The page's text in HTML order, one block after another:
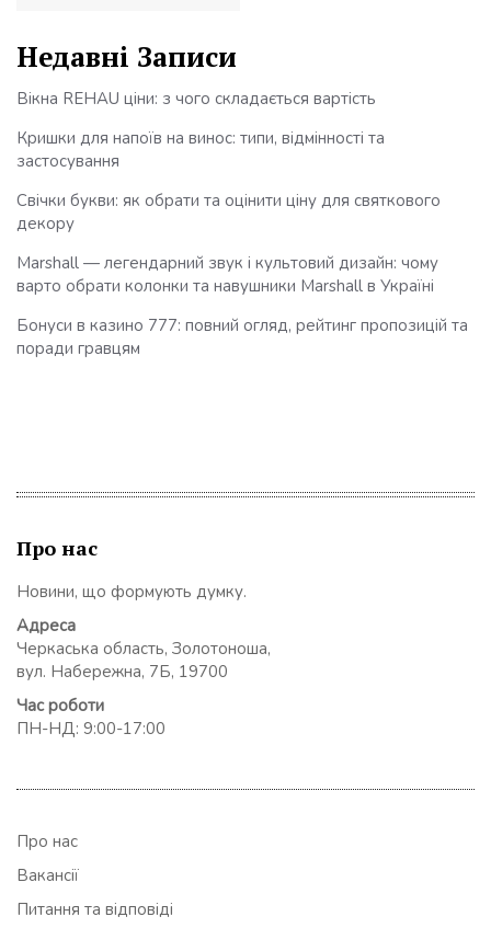
Недавні Записи
Вікна REHAU ціни: з чого складається вартість
Кришки для напоїв на винос: типи, відмінності та
застосування
Свічки букви: як обрати та оцінити ціну для святкового
декору
Marshall — легендарний звук і культовий дизайн: чому
варто обрати колонки та навушники Marshall в Україні
Бонуси в казино 777: повний огляд, рейтинг пропозицій та
поради гравцям
Про нас
Новини, що формують думку.
Адреса
Черкаська область, Золотоноша,
вул. Набережна, 7Б, 19700
Час роботи
ПН-НД: 9:00-17:00
Про нас
Вакансії
Питання та відповіді